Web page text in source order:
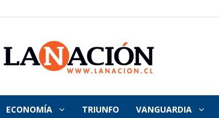
La
ECONOMÍA TRIUNFO VANGUARDIA